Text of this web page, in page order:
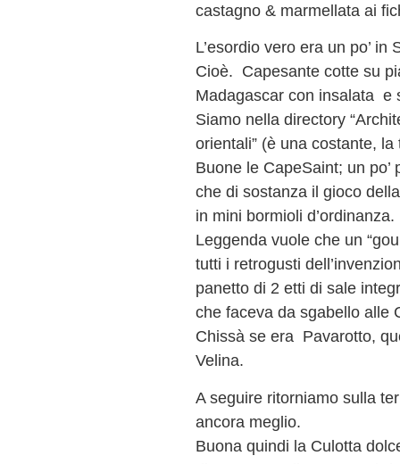
castagno & marmellata ai
L’esordio vero era un po’
Cioè. Capesante cotte su
Madagascar con insalata e
Siamo nella directory
orientali” (è una costante,
Buone le CapeSaint; un
che di sostanza il gioco
in mini bormioli d’ordinanza.
Leggenda vuole che un
tutti i retrogusti
panetto di 2 etti di sale
che faceva da sgabello alle
Chissà se era Pavarotto,
Velina.
A seguire ritorniamo sulla
ancora meglio.
Buona quindi la Culotta